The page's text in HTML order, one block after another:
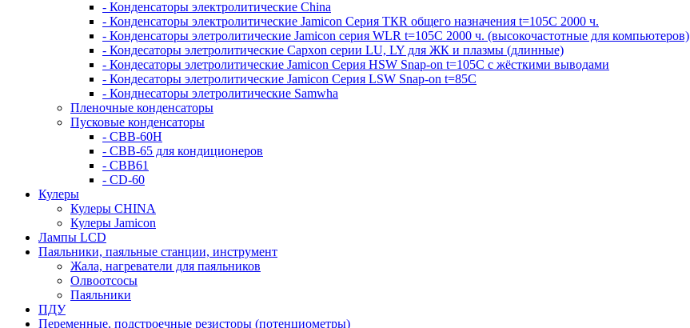
- Конденсаторы электролитические China
- Конденсаторы электролитические Jamicon Серия ТКR общего назначения t=105С 2000 ч.
- Конденсаторы элетролитические Jamicon серия WLR t=105С 2000 ч. (высокочастотные для компьютеров)
- Кондесаторы элетролитические Capxon серии LU, LY для ЖК и плазмы (длинные)
- Кондесаторы элетролитические Jamicon Серия HSW Snap-on t=105С с жёсткими выводами
- Кондесаторы элетролитические Jamicon Серия LSW Snap-on t=85С
- Конднесаторы элетролитические Samwha
Пленочные конденсаторы
Пусковые конденсаторы
- CBB-60H
- CBB-65 для кондиционеров
- CBB61
- CD-60
Кулеры
Кулеры CHINA
Кулеры Jamicon
Лампы LCD
Паяльники, паяльные станции, инструмент
Жала, нагреватели для паяльников
Олвоотсосы
Паяльники
ПДУ
Переменные, подстроечные резисторы (потенциометры)